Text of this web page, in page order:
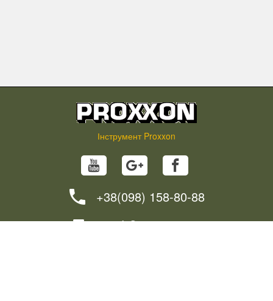
Інструмент Proxxon
+38(098) 158-80-88
info@proxxon.in.ua